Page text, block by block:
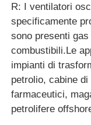
R: I ventilatori
specificamente
sono presenti
combustibili.Le
impianti di
petrolio, cabine
farmaceutici,
petrolifere